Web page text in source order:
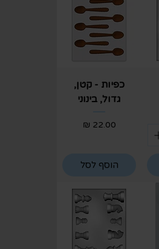
כפיות - קטן,
גדול, בינוני
מחיר
הוסף לסל